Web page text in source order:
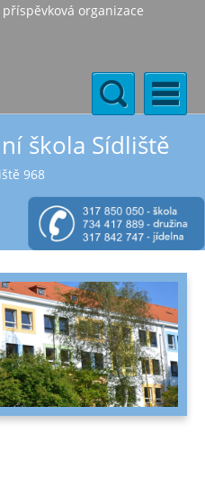
příspěvková organizace
škola Sídliště
968